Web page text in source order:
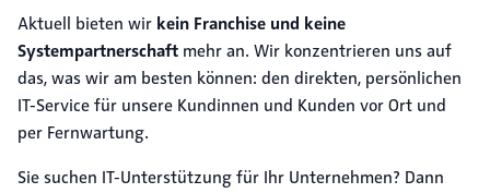
Aktuell bieten wir kein Franchise und keine
Systempartnerschaft mehr an. Wir konzentrieren uns auf
das, was wir am besten können: den direkten, persönlichen
IT-Service für unsere Kundinnen und Kunden vor Ort und
per Fernwartung.
Sie suchen IT-Unterstützung für Ihr Unternehmen? Dann